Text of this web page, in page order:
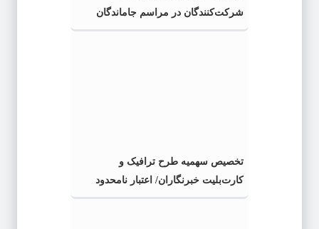
شرکت‌کنندگان در مراسم جاماندگان
اربعین
تخصیص سهمیه طرح ترافیک و
کارت‌بلیت خبرنگاران/ اعتبار نامحدود
کارت‌بلیت